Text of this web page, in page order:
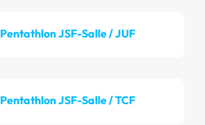
Pentathlon JSF-Salle / JUF
Pentathlon JSF-Salle / TCF